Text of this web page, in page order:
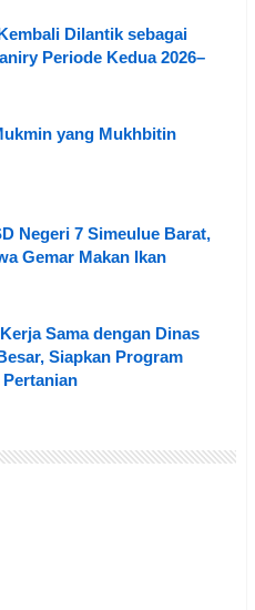
Dilantik sebagai
Periode Kedua 2026–
yang Mukhbitin
Negeri 7 Simeulue Barat,
Gemar Makan Ikan
Sama dengan Dinas
Siapkan Program
Pertanian